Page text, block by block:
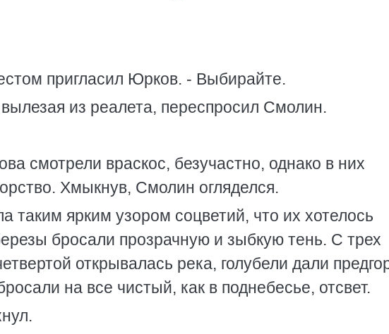
пригласил Юрков. - Выбирайте.
из реалета, переспросил Смолин.
смотрели враскос, безучастно, однако в них
Хмыкнув, Смолин огляделся.
таким ярким узором соцветий, что их хотелось
бросали прозрачную и зыбкую тень. С трех
открывалась река, голубели дали
на все чистый, как в поднебесье, отсвет.